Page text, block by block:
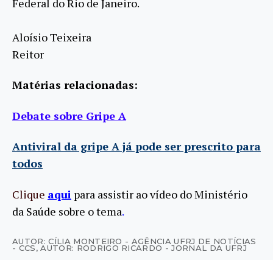
Federal do Rio de Janeiro.
Aloísio Teixeira
Reitor
Matérias relacionadas:
Debate sobre Gripe A
Antiviral da gripe A já pode ser prescrito para
todos
Clique aqui para assistir ao vídeo do Ministério
da Saúde sobre o tema.
AUTOR: CÍLIA MONTEIRO - AGÊNCIA UFRJ DE NOTÍCIAS
- CCS,AUTOR: RODRIGO RICARDO - JORNAL DA UFRJ